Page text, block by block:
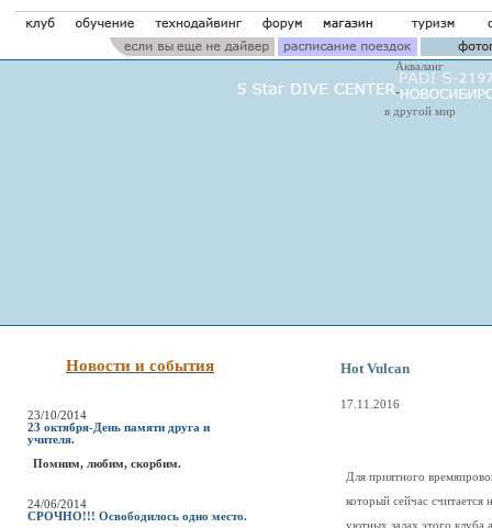
Акваланг
в другой мир
Новости и события
23/10/2014
23 октября-День памяти друга и
учителя.
Помним, любим, скорбим.
24/06/2014
СРОЧНО!!! Освободилось одно место.
Hot Vulcan
17.11.2016
Для приятного
который сейчас
уютных залах этого